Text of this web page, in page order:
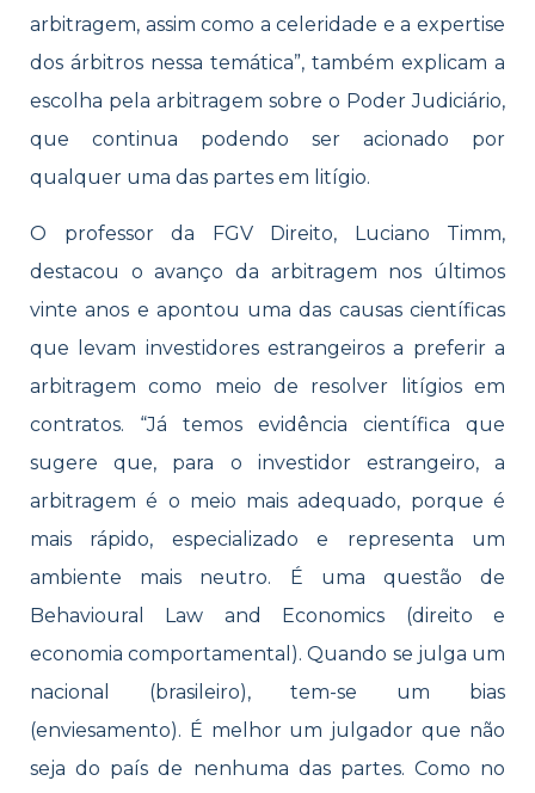
arbitragem, assim como a celeridade e a expertise
dos árbitros nessa temática”, também explicam a
escolha pela arbitragem sobre o Poder Judiciário,
que continua podendo ser acionado por
qualquer uma das partes em litígio.
O professor da FGV Direito, Luciano Timm,
destacou o avanço da arbitragem nos últimos
vinte anos e apontou uma das causas científicas
que levam investidores estrangeiros a preferir a
arbitragem como meio de resolver litígios em
contratos. “Já temos evidência científica que
sugere que, para o investidor estrangeiro, a
arbitragem é o meio mais adequado, porque é
mais rápido, especializado e representa um
ambiente mais neutro. É uma questão de
Behavioural Law and Economics (direito e
economia comportamental). Quando se julga um
nacional (brasileiro), tem-se um bias
(enviesamento). É melhor um julgador que não
seja do país de nenhuma das partes. Como no